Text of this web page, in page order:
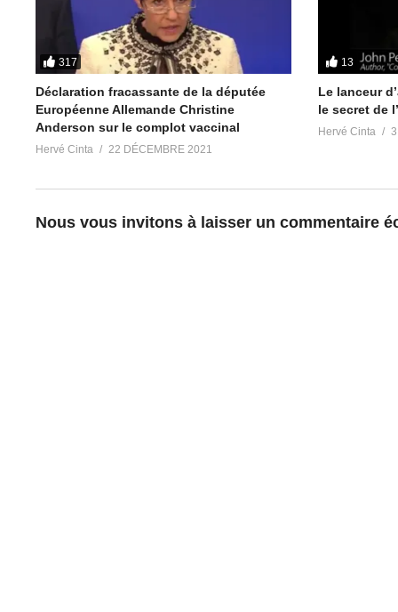
pouvoir – documentaire en version
intégrale, non-censurée, actualisée
13 novembre 2020
Dans "Société"
Michel-
Dans "Société"
317
Déclaration fracassante de la députée
Européenne Allemande Christine
Anderson sur le complot vaccinal
Hervé Cinta 22 DÉCEMBRE 2021
13
Le lanceur
le secret de
Hervé Cinta
Nous vous invitons à laisser un commentaire